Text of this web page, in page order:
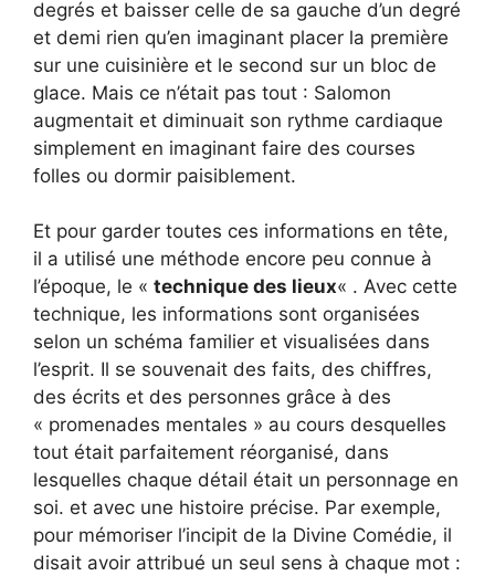
degrés et baisser celle de sa gauche d’un degré
et demi rien qu’en imaginant placer la première
sur une cuisinière et le second sur un bloc de
glace. Mais ce n’était pas tout : Salomon
augmentait et diminuait son rythme cardiaque
simplement en imaginant faire des courses
folles ou dormir paisiblement.
Et pour garder toutes ces informations en tête,
il a utilisé une méthode encore peu connue à
l’époque, le « technique des lieux« . Avec cette
technique, les informations sont organisées
selon un schéma familier et visualisées dans
l’esprit. Il se souvenait des faits, des chiffres,
des écrits et des personnes grâce à des
« promenades mentales » au cours desquelles
tout était parfaitement réorganisé, dans
lesquelles chaque détail était un personnage en
soi. et avec une histoire précise. Par exemple,
pour mémoriser l’incipit de la Divine Comédie, il
disait avoir attribué un seul sens à chaque mot :